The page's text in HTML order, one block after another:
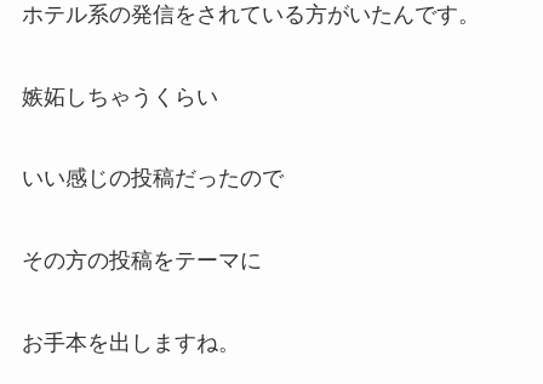
ホテル系の発信をされている方がいたんです。
嫉妬しちゃうくらい
いい感じの投稿だったので
その方の投稿をテーマに
お手本を出しますね。